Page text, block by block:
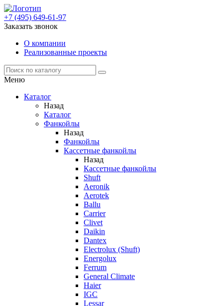
+7 (495) 649-61-97
Заказать звонок
О компании
Реализованные проекты
Меню
Каталог
Назад
Каталог
Фанкойлы
Назад
Фанкойлы
Кассетные фанкойлы
Назад
Кассетные фанкойлы
Shuft
Aeronik
Aerotek
Ballu
Carrier
Clivet
Daikin
Dantex
Electrolux (Shuft)
Energolux
Ferrum
General Climate
Haier
IGC
Lessar